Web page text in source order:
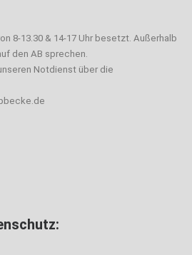
8-13.30 & 14-17 Uhr besetzt. Außerhalb
den AB sprechen.
Notdienst über die